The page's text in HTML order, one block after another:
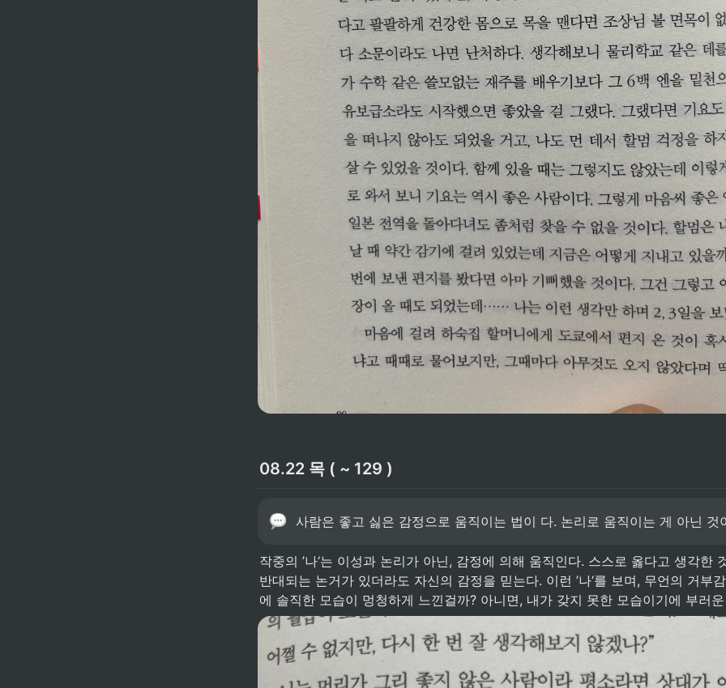
08.22 목 ( ~ 129 )
사람은 좋고 싫은 감정으로 움직이는 법이 다. 논리로 움직이는 게 아닌 것
작중의 ’나‘는 이성과 논리가 아닌, 감정에 의해 움직인다. 스스로 옳다고 생각한
반대되는 논거가 있더라도 자신의 감정을 믿는다. 이런 ’나‘를 보며, 무언의 거부
에 솔직한 모습이 멍청하게 느낀걸까? 아니면, 내가 갖지 못한 모습이기에 부러